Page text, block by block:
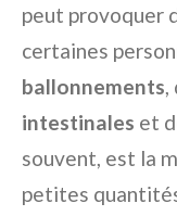
peut provoquer
certaines
ballonnements,
intestinales et
souvent, est la
petites